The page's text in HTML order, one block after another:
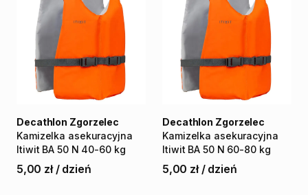
Kamizelka asekuracyjna
Itiwit BA 50 N 40-60 kg
Decathlon Zgorzelec
5,00 zł / dzień
Kamizelka asekuracyjna
Itiwit BA 50 N 60-80 kg
Decathlon Zgorzelec
5,00 zł / dzień